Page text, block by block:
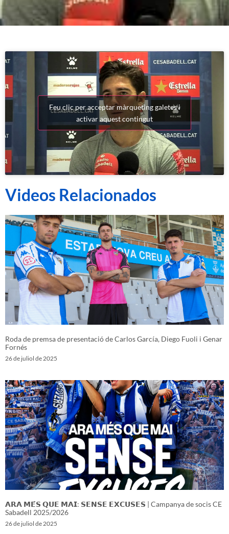
Feu clic per acceptar màrqueting galetes i
activar aquest contingut
Videos Relacionados
Roda de premsa de presentació de Carlos García, Diego Fuoli i Genar
Fornés
26 de juliol de 2025
𝗔𝗥𝗔 𝗠𝗘́𝗦 𝗤𝗨𝗘 𝗠𝗔𝗜: 𝗦𝗘𝗡𝗦𝗘 𝗘𝗫𝗖𝗨𝗦𝗘𝗦 | Campanya de socis CE
Sabadell 2025/2026
26 de juliol de 2025